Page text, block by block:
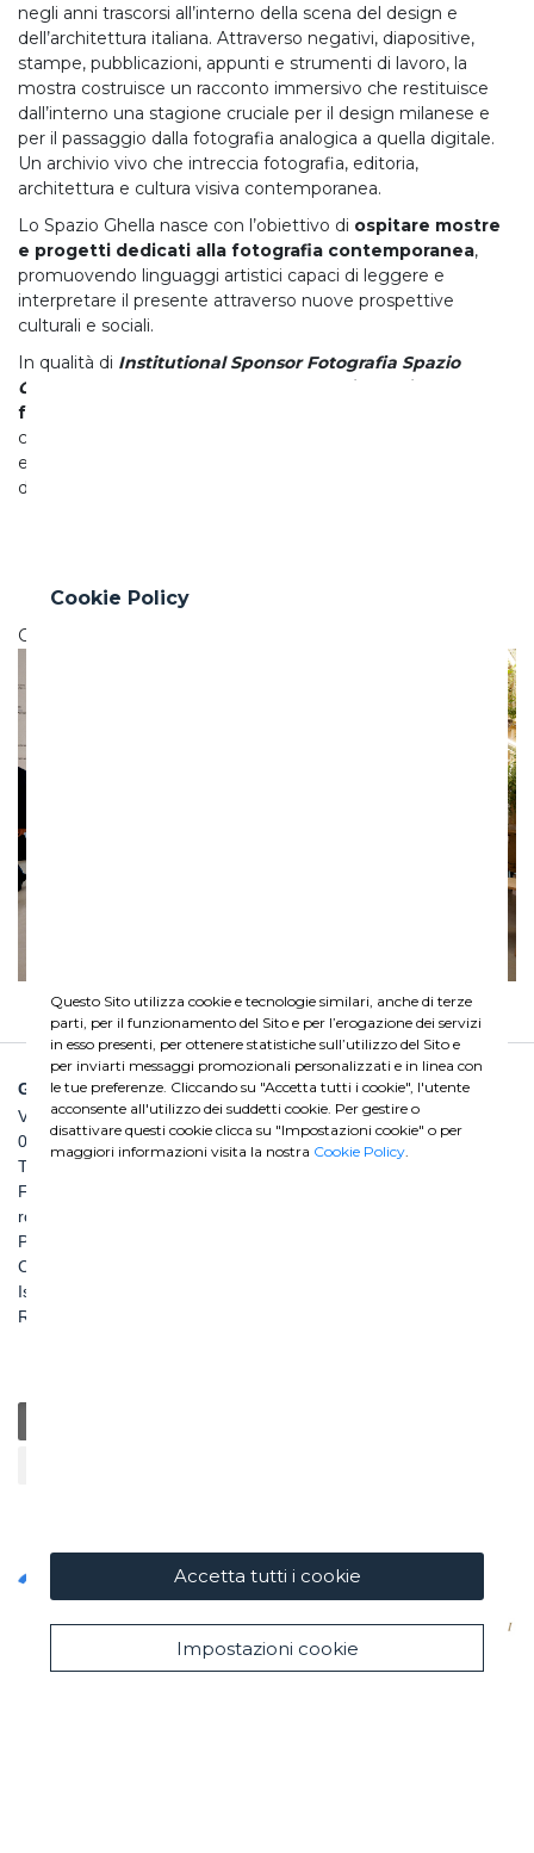
negli anni trascorsi all’interno della scena del design e
dell’architettura italiana. Attraverso negativi, diapositive,
stampe, pubblicazioni, appunti e strumenti di lavoro, la
mostra costruisce un racconto immersivo che restituisce
dall’interno una stagione cruciale per il design milanese e
per il passaggio dalla fotografia analogica a quella digitale.
Un archivio vivo che intreccia fotografia, editoria,
architettura e cultura visiva contemporanea.
Lo Spazio Ghella nasce con l’obiettivo di ospitare mostre
e progetti dedicati alla fotografia contemporanea,
promuovendo linguaggi artistici capaci di leggere e
interpretare il presente attraverso nuove prospettive
culturali e sociali.
In qualità di Institutional Sponsor Fotografia Spazio
Ghella
nuovo spazio dedicato alla
fotografia contemporanea
collaborazione costruita negli anni attorno a valori condivisi
e a un comune impegno nella promozione della cultura,
della ricerca artistica e dei linguaggi visivi contemporanei.
Crediti fotografici Vincenzo Labellarte, courtesy MAXXI
GHELLA SPA
Via Pietro Borsieri, 2/A
00195 Roma
TEL: +39 06 456031
FAX: +39 06 45603040
roma@ghella.com
P.IVA 00898971007
Capitale Sociale: € 100.000.000 i. v.
Iscr. Registro Imprese di Roma e C. F. n. 00462220583
R.E.A. n. 330024
Cookie Policy
Questo Sito utilizza cookie e tecnologie similari, anche di terze
parti, per il funzionamento del Sito e per l’erogazione dei servizi
in esso presenti, per ottenere statistiche sull’utilizzo del Sito e
per inviarti messaggi promozionali personalizzati e in linea con
le tue preferenze. Cliccando su "Accetta tutti i cookie", l'utente
acconsente all'utilizzo dei suddetti cookie. Per gestire o
disattivare questi cookie clicca su "Impostazioni cookie" o per
maggiori informazioni visita la nostra Cookie Policy.
Impostazioni cookie
Accetta tutti i cookie